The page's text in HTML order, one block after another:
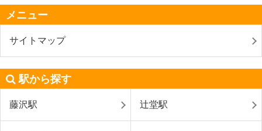
メニュー
サイトマップ
駅から探す
藤沢駅 辻堂駅